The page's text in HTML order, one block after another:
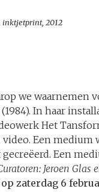
inktjetprint, 2012
we
In haar
Het
Een medium
Een
Jeroen
zaterdag 6